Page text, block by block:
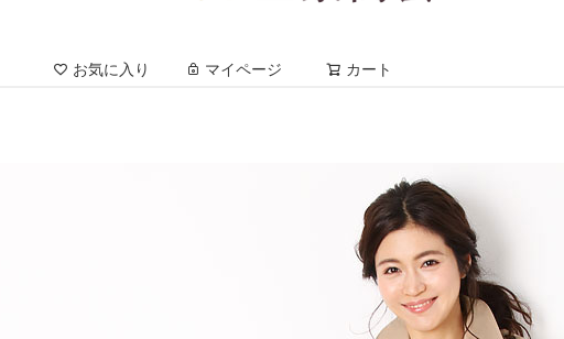
お気に入り マイページ カート